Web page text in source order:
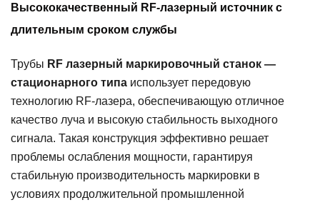
Высококачественный RF-лазерный источник с
длительным сроком службы
Трубы RF лазерный маркировочный станок —
стационарного типа использует передовую
технологию RF-лазера, обеспечивающую отличное
качество луча и высокую стабильность выходного
сигнала. Такая конструкция эффективно решает
проблемы ослабления мощности, гарантируя
стабильную производительность маркировки в
условиях продолжительной промышленной